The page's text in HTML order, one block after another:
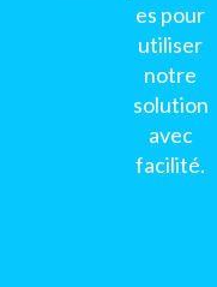
es pour
utiliser
notre
solution
avec
facilité.